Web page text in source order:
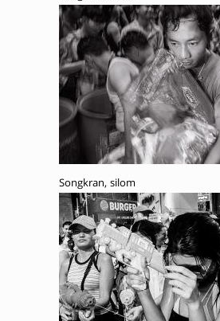
Songkran, silom